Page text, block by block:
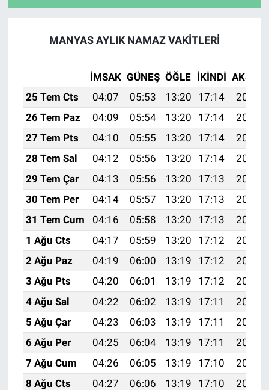
MANYAS AYLIK NAMAZ VAKITLERI
İMSAK GÜNEŞ ÖĞLE İKINDI AKŞAM
25 Tem Cts
04:07 05:53 13:20 17:14
20:37
26 Tem Paz
04:09 05:54 13:20 17:14
20:36
27 Tem Pts
04:10 05:55 13:20 17:14
20:35
28 Tem Sal
04:12 05:56 13:20 17:14
20:34
29 Tem Çar
04:13 05:56 13:20 17:13
20:33
30 Tem Per
04:14 05:57 13:20 17:13
20:32
31 Tem Cum
04:16 05:58 13:20 17:13
20:31
1 Ağu Cts
04:17 05:59 13:20 17:12
20:30
2 Ağu Paz
04:19 06:00 13:19 17:12
20:29
3 Ağu Pts
04:20 06:01 13:19 17:12
20:28
4 Ağu Sal
04:22 06:02 13:19 17:11
20:27
5 Ağu Çar
04:23 06:03 13:19 17:11
20:26
6 Ağu Per
04:25 06:04 13:19 17:11
20:24
7 Ağu Cum
04:26 06:05 13:19 17:10
20:23
8 Ağu Cts
04:27 06:06 13:19 17:10
20:22